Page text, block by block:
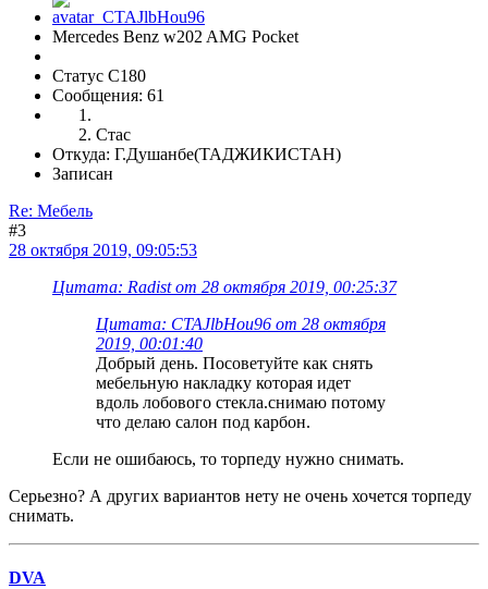
Mercedes Benz w202 AMG Pocket
Статус C180
Сообщения: 61
Стас
Откуда: Г.Душанбе(ТАДЖИКИСТАН)
Записан
Re: Мебель
#3
28 октября 2019, 09:05:53
Цитата: Radist от 28 октября 2019, 00:25:37
Цитата: CTAJlbHou96 от 28 октября
2019, 00:01:40
Добрый день. Посоветуйте как снять
мебельную накладку которая идет
вдоль лобового стекла.снимаю потому
что делаю салон под карбон.
Если не ошибаюсь, то торпеду нужно снимать.
Серьезно? А других вариантов нету не очень хочется торпеду
снимать.
DVA